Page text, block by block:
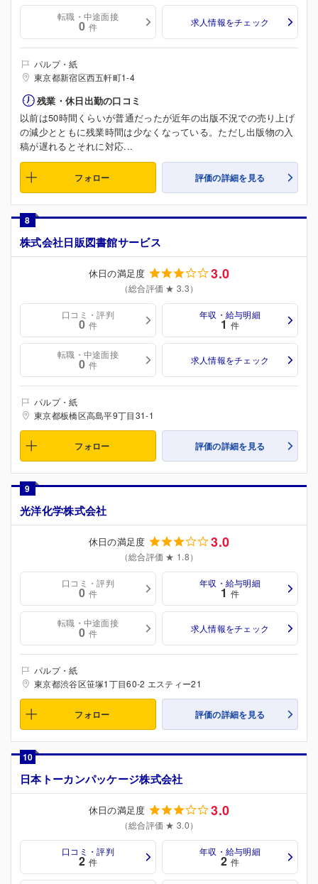
転職・中途面接
0 件 求人情報をチェック
パルプ・紙
東京都新宿区西五軒町1-4
残業・休日出勤の口コミ
以前は50時間くらいが普通だったが近年の出版不況での売り上げ
の減少とともに残業時間は少なくなっている。ただし出版物の入
稿が遅れるとそれに対応...
フォロー 評価の詳細を見る
8
株式会社日販図書館サービス
休日の満足度 3.0
（総合評価 ★ 3.3）
口コミ・評判
0 件
年収・給与明細
1 件
転職・中途面接
0 件 求人情報をチェック
パルプ・紙
東京都板橋区高島平9丁目31-1
フォロー 評価の詳細を見る
9
光洋化学株式会社
休日の満足度 3.0
（総合評価 ★ 1.8）
口コミ・評判
0 件
年収・給与明細
1 件
転職・中途面接
0 件 求人情報をチェック
パルプ・紙
東京都渋谷区笹塚1丁目60-2 エスティー21
フォロー 評価の詳細を見る
10
日本トーカンパッケージ株式会社
休日の満足度 3.0
（総合評価 ★ 3.0）
口コミ・評判
2 件
年収・給与明細
2 件